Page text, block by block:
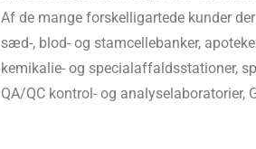
Af de mange forskelligartede kunder
sæd-, blod- og stamcellebanker,
kemikalie- og specialaffaldsstationer,
QA/QC kontrol- og